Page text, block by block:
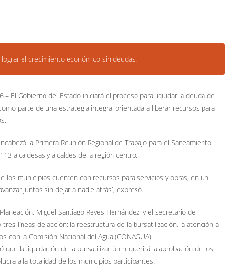
el crecimiento económico sin deudas.
El Gobierno del Estado iniciará el proceso para liquidar la deuda de
parte de una estrategia integral orientada a liberar recursos para
la Primera Reunión Regional de Trabajo para el Saneamiento
alcaldesas y alcaldes de la región centro.
los municipios cuenten con recursos para servicios y obras, en un
juntos sin dejar a nadie atrás”, expresó.
Miguel Santiago Reyes Hernández, y el secretario de
líneas de acción: la reestructura de la bursatilización, la atención a
con la Comisión Nacional del Agua (CONAGUA).
que la liquidación de la bursatilización requerirá la aprobación de los
a la totalidad de los municipios participantes.